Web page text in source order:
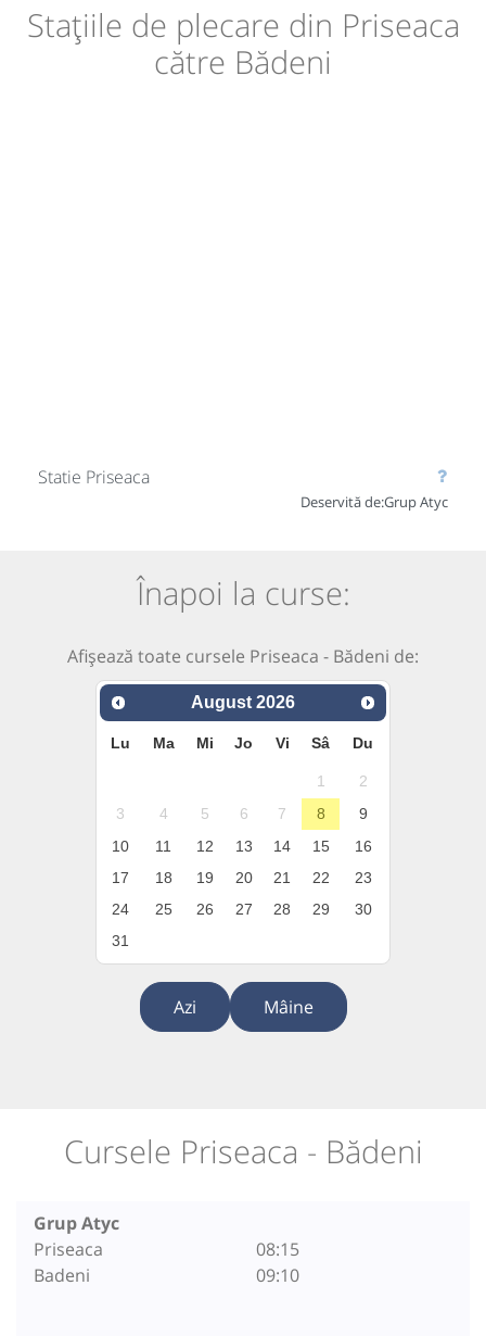
Stațiile de plecare din Priseaca
către Bădeni
Statie Priseaca
Deservită de:Grup Atyc
Înapoi la curse:
Afișează toate cursele Priseaca - Bădeni de:
August 2026
Lu Ma Mi Jo Vi Sâ Du
1
2
3
4 5 6 7 8
9
10
11 12 13 14 15
16
17
18 19 20 21 22
23
24
25 26 27 28 29
30
31
Azi Mâine
Cursele Priseaca - Bădeni
Grup Atyc
Priseaca
Badeni
08:15
09:10